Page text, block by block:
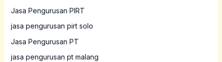
Jasa Pengurusan PIRT
jasa pengurusan pirt solo
Jasa Pengurusan PT
jasa pengurusan pt malang